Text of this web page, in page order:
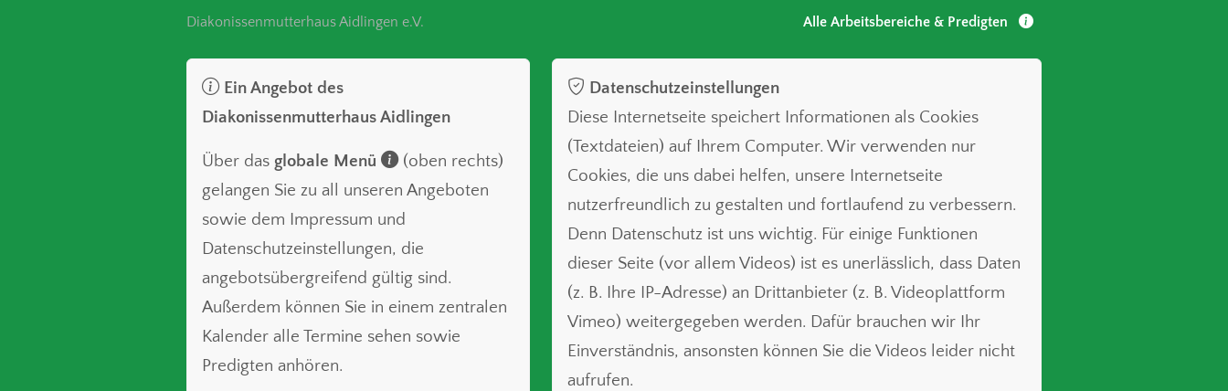
Diakonissenmutterhaus Aidlingen e.V. Alle Arbeitsbereiche & Predigten
Ein Angebot des
Diakonissenmutterhaus Aidlingen
Über das globale Menü
(oben rechts)
gelangen Sie zu all unseren Angeboten
sowie dem Impressum und
Datenschutzeinstellungen, die
angebotsübergreifend gültig sind.
Außerdem können Sie in einem zentralen
Kalender alle Termine sehen sowie
Predigten anhören.
Datenschutzeinstellungen
Diese Internetseite speichert Informationen als Cookies
(Textdateien) auf Ihrem Computer. Wir verwenden nur
Cookies, die uns dabei helfen, unsere Internetseite
nutzerfreundlich zu gestalten und fortlaufend zu verbessern.
Denn Datenschutz ist uns wichtig. Für einige Funktionen
dieser Seite (vor allem Videos) ist es unerlässlich, dass Daten
(z. B. Ihre IP-Adresse) an Drittanbieter (z. B. Videoplattform
Vimeo) weitergegeben werden. Dafür brauchen wir Ihr
Einverständnis, ansonsten können Sie die Videos leider nicht
aufrufen.